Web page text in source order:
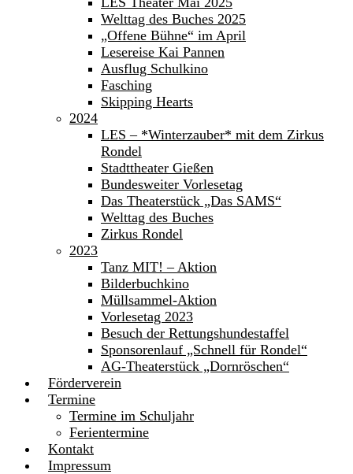
Welttag des Buches 2025
„Offene Bühne“ im April
Lesereise Kai Pannen
Ausflug Schulkino
Fasching
Skipping Hearts
2024
LES – *Winterzauber* mit dem Zirkus
Rondel
Stadttheater Gießen
Bundesweiter Vorlesetag
Das Theaterstück „Das SAMS“
Welttag des Buches
Zirkus Rondel
2023
Tanz MIT! – Aktion
Bilderbuchkino
Müllsammel-Aktion
Vorlesetag 2023
Besuch der Rettungshundestaffel
Sponsorenlauf „Schnell für Rondel“
AG-Theaterstück „Dornröschen“
Förderverein
Termine
Termine im Schuljahr
Ferientermine
Kontakt
Impressum